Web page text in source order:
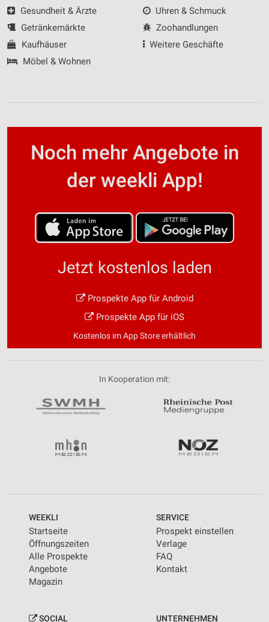
Gesundheit & Ärzte
Getränkemärkte
Kaufhäuser
Möbel & Wohnen
Uhren & Schmuck
Zoohandlungen
Weitere Geschäfte
Noch mehr Angebote in
der weekli App!
Jetzt kostenlos laden
Prospekte App für Android
Prospekte App für iOS
Kostenlos im App Store erhältlich
In Kooperation mit:
WEEKLI
Startseite
Öffnungszeiten
Alle Prospekte
Angebote
Magazin
SERVICE
Prospekt einstellen
Verlage
FAQ
Kontakt
SOCIAL UNTERNEHMEN